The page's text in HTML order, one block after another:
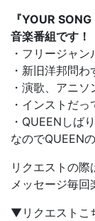
『YOUR
音楽番組です！
・フリージャン
・新旧洋邦問わ
・演歌、アニ
・インストだ
・QUEENしば
なのでQUEEN
リクエストの際
メッセージ毎
▼リクエストこ